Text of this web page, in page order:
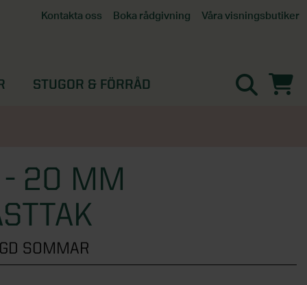
Kontakta oss Boka rådgivning Våra visningsbutiker
Göteborg
STUGOR & FÖRRÅD
- 20 MM
SOMMAR